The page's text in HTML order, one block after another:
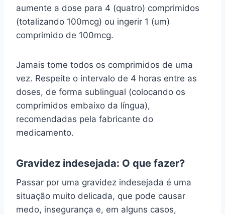
aumente a dose para 4 (quatro) comprimidos
(totalizando 100mcg) ou ingerir 1 (um)
comprimido de 100mcg.
Jamais tome todos os comprimidos de uma
vez. Respeite o intervalo de 4 horas entre as
doses, de forma sublingual (colocando os
comprimidos embaixo da língua),
recomendadas pela fabricante do
medicamento.
Gravidez indesejada: O que fazer?
Passar por uma gravidez indesejada é uma
situação muito delicada, que pode causar
medo, insegurança e, em alguns casos,